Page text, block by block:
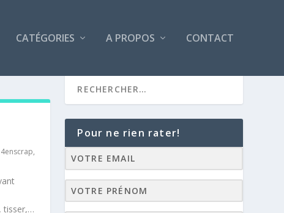
CATÉGORIES A PROPOS CONTACT
,
tisser,…
Pour ne rien rater!